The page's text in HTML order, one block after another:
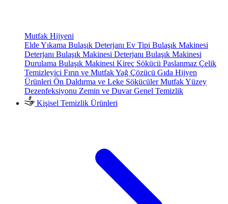
Mutfak Hijyeni
Elde Yıkama Bulaşık Deterjanı Ev Tipi Bulaşık Makinesi
Deterjanı Bulaşık Makinesi Deterjanı Bulaşık Makinesi
Durulama Bulaşık Makinesi Kireç Sökücü Paslanmaz Çelik
Temizleyici Fırın ve Mutfak Yağ Çözücü Gıda Hijyen
Ürünleri Ön Daldırma ve Leke SökücülerMutfak Yüzey
Dezenfeksiyonu Zemin ve Duvar Genel Temizlik
Kişisel Temizlik Ürünleri